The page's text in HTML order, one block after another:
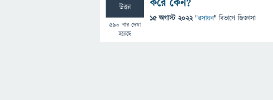
উত্তর
590 বার দেখা
হয়েছে
করে কেন?
15 অগাস্ট 2022 "রসায়ন" বিভাগে জিজ্ঞাসা